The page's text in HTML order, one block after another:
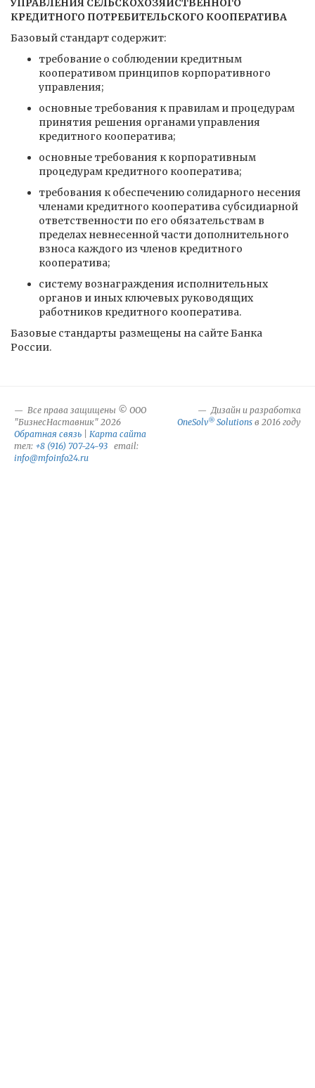
УПРАВЛЕНИЯ СЕЛЬСКОХОЗЯЙСТВЕННОГО
КРЕДИТНОГО ПОТРЕБИТЕЛЬСКОГО КООПЕРАТИВА
Базовый стандарт содержит:
требование о соблюдении кредитным
кооперативом принципов корпоративного
управления;
основные требования к правилам и процедурам
принятия решения органами управления
кредитного кооператива;
основные требования к корпоративным
процедурам кредитного кооператива;
требования к обеспечению солидарного несения
членами кредитного кооператива субсидиарной
ответственности по его обязательствам в
пределах невнесенной части дополнительного
взноса каждого из членов кредитного
кооператива;
систему вознаграждения исполнительных
органов и иных ключевых руководящих
работников кредитного кооператива.
Базовые стандарты размещены на сайте Банка
России.
Все права защищены © ООО
"БизнесНаставник" 2026
Обратная связь
Карта сайта
тел: +8 (916) 707-24-93 email:
info@mfoinfo24.ru
Дизайн и разработка
OneSolv® Solutions в 2016 году